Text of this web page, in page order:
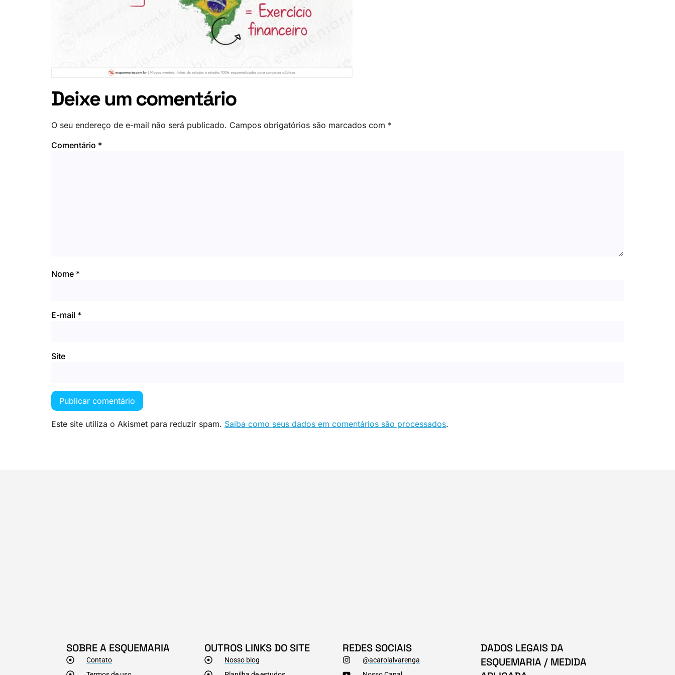
Deixe um comentário
O seu endereço de e-mail não será publicado. Campos obrigatórios são marcados com *
Comentário *
Nome *
E-mail *
Site
Este site utiliza o Akismet para reduzir spam. Saiba como seus dados em comentários são processados.
SOBRE A ESQUEMARIA
Contato
OUTROS LINKS DO SITE
Nosso blog
REDES SOCIAIS
@acarolalvarenga
DADOS LEGAIS DA
ESQUEMARIA / MEDIDA